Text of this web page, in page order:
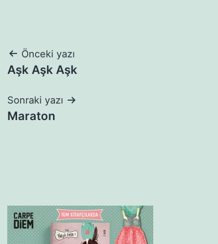
Yazı
gezinmesi
Önceki yazı
Aşk Aşk Aşk
Sonraki yazı
Maraton